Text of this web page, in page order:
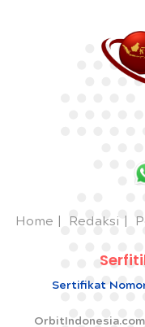
Home Redaksi
Sertifikat
OrbitIndonesia.com